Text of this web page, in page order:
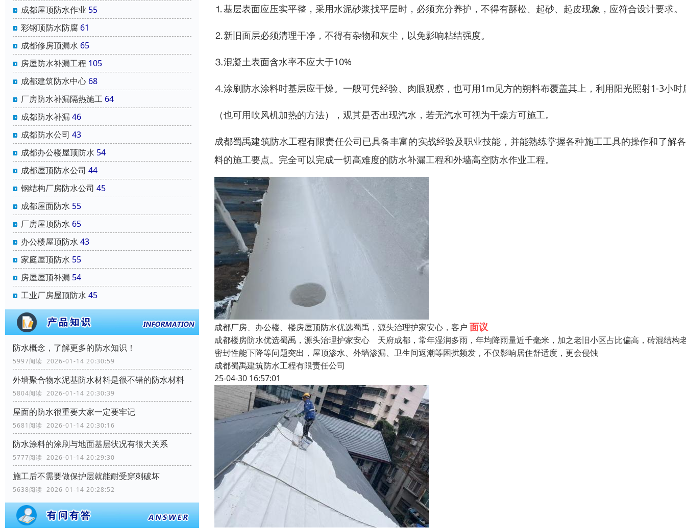
成都屋顶防水作业 55
彩钢顶防水防腐 61
成都修房顶漏水 65
房屋防水补漏工程 105
成都建筑防水中心 68
厂房防水补漏隔热施工 64
成都防水补漏46
成都防水公司 43
成都办公楼屋顶防水 54
成都屋顶防水公司 44
钢结构厂房防水公司 45
成都屋面防水 55
厂房屋顶防水 65
办公楼屋顶防水 43
家庭屋顶防水 55
房屋屋顶补漏 54
工业厂房屋顶防水 45
防水概念，了解更多的防水知识！
5997阅读 2026-01-14 20:30:59
外墙聚合物水泥基防水材料是很不错的防水材料
5804阅读 2026-01-14 20:30:39
屋面的防水很重要大家一定要牢记
5681阅读 2026-01-14 20:30:16
防水涂料的涂刷与地面基层状况有很大关系
5777阅读 2026-01-14 20:29:30
施工后不需要做保护层就能耐受穿刺破坏
5638阅读 2026-01-14 20:28:52
⒈基层表面应压实平整，采用水泥砂浆找平层时，必须充分养护，不得有酥松、起砂、起皮现象，应符合设计要求。
⒉新旧面层必须清理干净，不得有杂物和灰尘，以免影响粘结强度。
⒊混凝土表面含水率不应大于10%
⒋涂刷防水涂料时基层应干燥。一般可凭经验、肉眼观察，也可用1m见方的朔料布覆盖其上，利用阳光照射1-3小时
（也可用吹风机加热的方法），观其是否出现汽水，若无汽水可视为干燥方可施工。
成都蜀禹建筑防水工程有限责任公司已具备丰富的实战经验及职业技能，并能熟练掌握各种施工工具的操作和了解
料的施工要点。完全可以完成一切高难度的防水补漏工程和外墙高空防水作业工程。
成都厂房、办公楼、楼房屋顶防水优选蜀禹，源头治理护家安心，客户 面议
成都楼房防水优选蜀禹，源头治理护家安心 天府成都，常年湿润多雨，年均降雨量近千毫米，加之老旧小区占比偏高，砖混结构
密封性能下降等问题突出，屋顶渗水、外墙渗漏、卫生间返潮等困扰频发，不仅影响居住舒适度，更会侵蚀
成都蜀禹建筑防水工程有限责任公司
25-04-30 16:57:01